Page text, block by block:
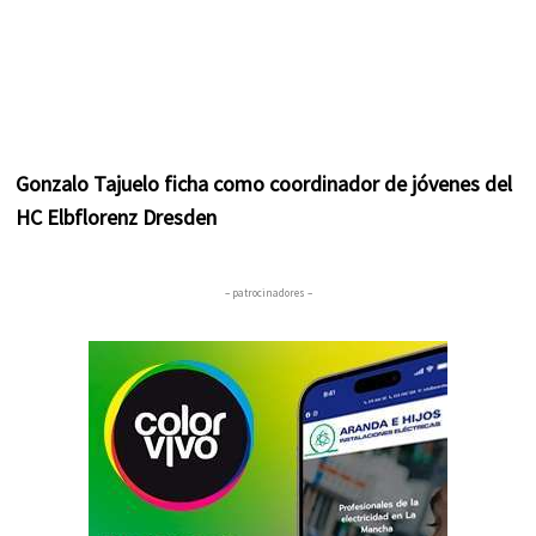
Gonzalo Tajuelo ficha como coordinador de jóvenes del
HC Elbflorenz Dresden
– patrocinadores –